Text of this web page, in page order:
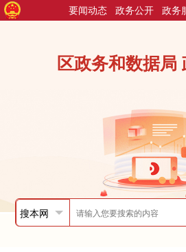
政务
政务公开
要闻动态
区政务和数据局